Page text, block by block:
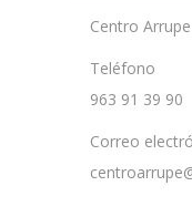
Centro Arrupe
Teléfono
963 91 39 90
Correo